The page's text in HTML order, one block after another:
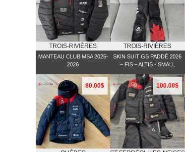
TROIS-RIVIÈRES
MANTEAU CLUB MSA 2025-
2026
TROIS-RIVIÈRES
SKIN SUIT GS PADDÉ 2026
– FIS – ALTIS - SMALL
80.00$ 100.00$